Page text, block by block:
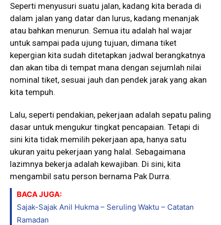
Seperti menyusuri suatu jalan, kadang kita berada di
dalam jalan yang datar dan lurus, kadang menanjak
atau bahkan menurun. Semua itu adalah hal wajar
untuk sampai pada ujung tujuan, dimana tiket
kepergian kita sudah ditetapkan jadwal berangkatnya
dan akan tiba di tempat mana dengan sejumlah nilai
nominal tiket, sesuai jauh dan pendek jarak yang akan
kita tempuh.
Lalu, seperti pendakian, pekerjaan adalah sepatu paling
dasar untuk mengukur tingkat pencapaian. Tetapi di
sini kita tidak memilih pekerjaan apa, hanya satu
ukuran yaitu pekerjaan yang halal. Sebagaimana
lazimnya bekerja adalah kewajiban. Di sini, kita
mengambil satu person bernama Pak Durra.
BACA JUGA:
Sajak-Sajak Anil Hukma – Seruling Waktu – Catatan
Ramadan